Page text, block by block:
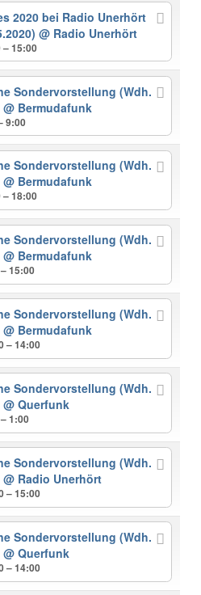
2020 bei Radio Unerhört
@ Radio Unerhört
– 15:00
Sondervorstellung (Wdh.
@ Bermudafunk
9:00
Sondervorstellung (Wdh.
@ Bermudafunk
– 18:00
Sondervorstellung (Wdh.
@ Bermudafunk
15:00
Sondervorstellung (Wdh.
@ Bermudafunk
– 14:00
Sondervorstellung (Wdh.
@ Querfunk
1:00
Sondervorstellung (Wdh.
@ Radio Unerhört
– 15:00
Sondervorstellung (Wdh.
@ Querfunk
– 14:00